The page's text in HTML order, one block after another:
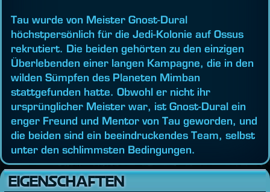
Tau wurde von Meister Gnost-Dural
höchstpersönlich für die Jedi-Kolonie auf Ossus
rekrutiert. Die beiden gehörten zu den einzigen
Überlebenden einer langen Kampagne, die in den
wilden Sümpfen des Planeten Mimban
stattgefunden hatte. Obwohl er nicht ihr
ursprünglicher Meister war, ist Gnost-Dural ein
enger Freund und Mentor von Tau geworden, und
die beiden sind ein beeindruckendes Team, selbst
unter den schlimmsten Bedingungen.
EIGENSCHAFTEN